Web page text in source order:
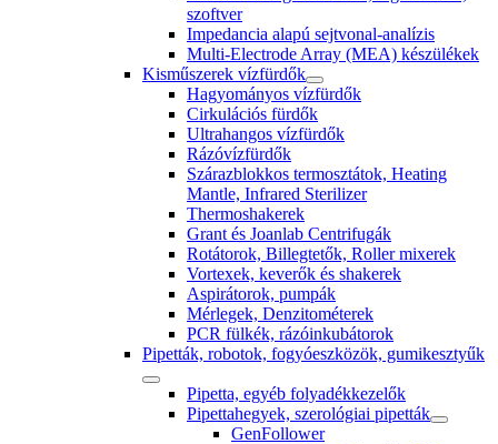
szoftver
Impedancia alapú sejtvonal-analízis
Multi-Electrode Array (MEA) készülékek
Kisműszerek vízfürdők
Hagyományos vízfürdők
Cirkulációs fürdők
Ultrahangos vízfürdők
Rázóvízfürdők
Szárazblokkos termosztátok, Heating
Mantle, Infrared Sterilizer
Thermoshakerek
Grant és Joanlab Centrifugák
Rotátorok, Billegtetők, Roller mixerek
Vortexek, keverők és shakerek
Aspirátorok, pumpák
Mérlegek, Denzitométerek
PCR fülkék, rázóinkubátorok
Pipetták, robotok, fogyóeszközök, gumikesztyűk
Pipetta, egyéb folyadékkezelők
Pipettahegyek, szerológiai pipetták
GenFollower